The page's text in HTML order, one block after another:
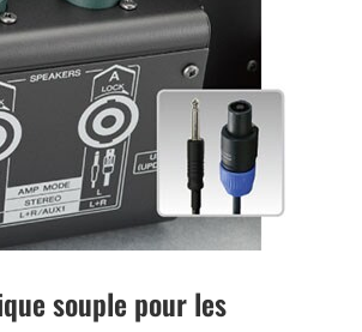
souple pour les